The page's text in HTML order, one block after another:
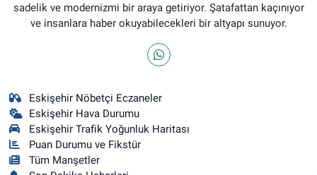
sadelik ve modernizmi bir araya getiriyor. Şatafattan kaçınıyor
ve insanlara haber okuyabilecekleri bir altyapı sunuyor.
Eskişehir Nöbetçi Eczaneler
Eskişehir Hava Durumu
Eskişehir Trafik Yoğunluk Haritası
Puan Durumu ve Fikstür
Tüm Manşetler